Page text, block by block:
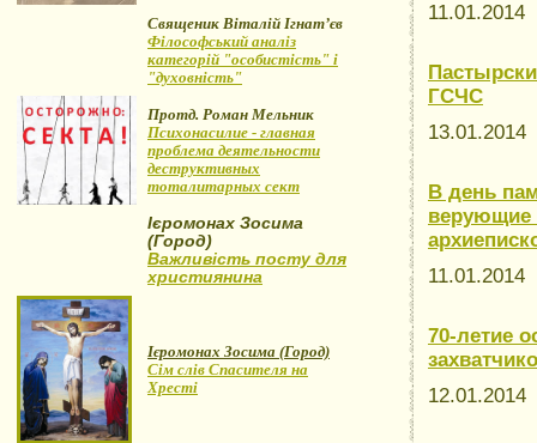
Священик Віталій Ігнат’єв
Філософський аналіз
категорій "особистість" і
"духовність"
Протд. Роман Мельник
Психонасилие - главная
проблема деятельности
деструктивных
тоталитарных сект
Ієромонах Зосима
(Город)
Важливість посту для
християнина
Ієромонах Зосима (Город)
Сім слів Спасителя на
Хресті
11.01.2014
ГСЧС
13.01.2014
В день
верующие
11.01.2014
70-летие
12.01.2014